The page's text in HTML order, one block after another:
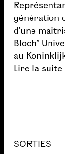
génération
d’une
Bloch”
au
Lire la suite
SORTIES